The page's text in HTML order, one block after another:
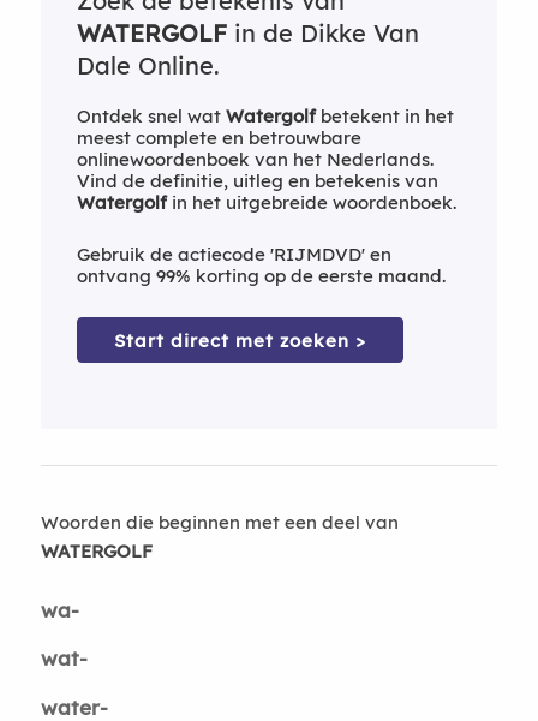
WATERGOLFin de Dikke Van
Dale Online.
Ontdek snel wat Watergolfbetekent in het
meest complete en betrouwbare
onlinewoordenboek van het Nederlands.
Vind de definitie, uitleg en betekenis van
Watergolfin het uitgebreide woordenboek.
Gebruik de actiecode 'RIJMDVD' en
ontvang 99% korting op de eerste maand.
Start direct met zoeken >
Woorden die beginnen met een deel van
WATERGOLF
wa-
wat-
water-